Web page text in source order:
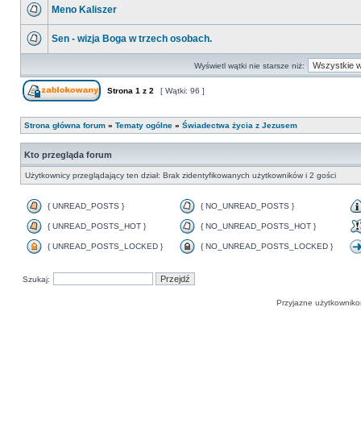
Meno Kaliszer
Sen - wizja Boga w trzech osobach.
Wyświetl wątki nie starsze niż:
Strona 1 z 2 [ Wątki: 96 ]
Strona główna forum » Tematy ogólne » Świadectwa życia z Jezusem
Kto przegląda forum
Użytkownicy przeglądający ten dział: Brak zidentyfikowanych użytkowników i 2 gości
{ UNREAD_POSTS } { NO_UNREAD_POSTS }
{ UNREAD_POSTS_HOT } { NO_UNREAD_POSTS_HOT }
{ UNREAD_POSTS_LOCKED } { NO_UNREAD_POSTS_LOCKED }
Szukaj:
Przyjazne